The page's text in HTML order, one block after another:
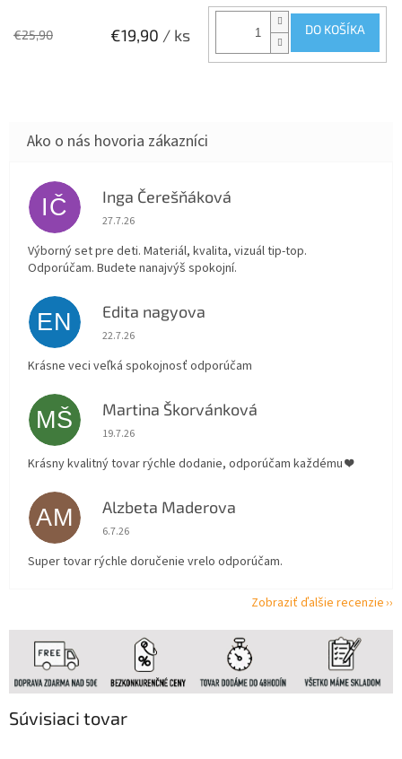
Súvisiaci tovar
€25,90 €19,90 / ks DO KOŠÍKA
IČ Inga Čerešňáková
Hodnotenie obchodu je 5 z 5 hviezdičiek.
27.7.26
Výborný set pre deti. Materiál, kvalita, vizuál tip-top.
Odporúčam. Budete nanajvýš spokojní.
EN Edita nagyova
Hodnotenie obchodu je 5 z 5 hviezdičiek.
22.7.26
Krásne veci veľká spokojnosť odporúčam
MŠ Martina Škorvánková
Hodnotenie obchodu je 5 z 5 hviezdičiek.
19.7.26
Krásny kvalitný tovar rýchle dodanie, odporúčam každému ❤️
AM Alzbeta Maderova
Hodnotenie obchodu je 5 z 5 hviezdičiek.
6.7.26
Super tovar rýchle doručenie vrelo odporúčam.
Zobraziť ďalšie recenzie